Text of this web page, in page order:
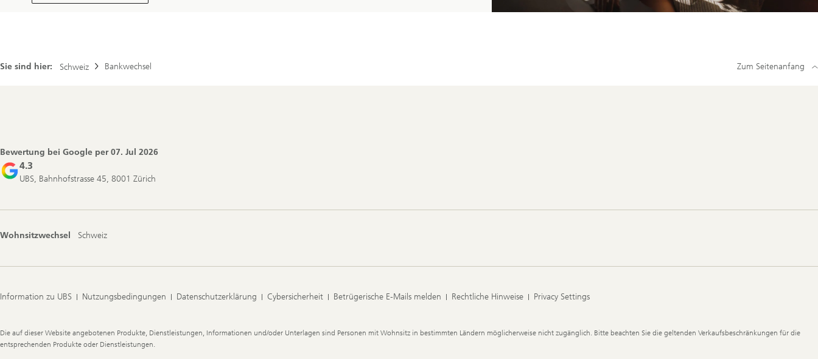
Sie sind hier: Schweiz Bankwechsel Zum Seitenanfang
Bewertung bei Google per07. Jul 2026
4.3
UBS, Bahnhofstrasse 45, 8001 Zürich
Wohnsitzwechsel Schweiz
Information zu UBS Nutzungsbedingungen Datenschutzerklärung Cybersicherheit Betrügerische E-Mails melden Rechtliche Hinweise Privacy Settings
Legal
Information
Die auf dieser Website angebotenen Produkte, Dienstleistungen, Informationen und/oder Unterlagen sind Personen mit Wohnsitz in bestimmten Ländern möglicherweise nicht zugänglich. Bitte beachten Sie die geltenden Verkaufsbeschränkungen für die
entsprechenden Produkte oder Dienstleistungen.